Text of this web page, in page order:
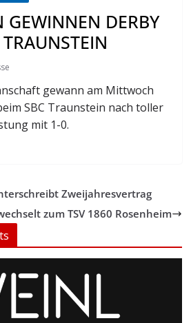
GEWINNEN DERBY
gewann am Mittwoch
SBC Traunstein nach toller
mit 1-0.
Zwei­jah­res­ver­trag
zum TSV 1860 Rosenheim